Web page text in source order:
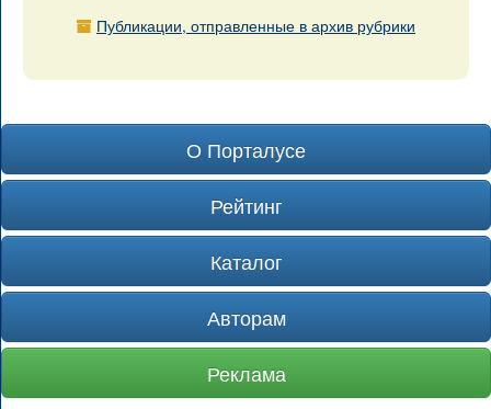
Публикации, отправленные в архив рубрики
О Порталусе
Рейтинг
Каталог
Авторам
Реклама